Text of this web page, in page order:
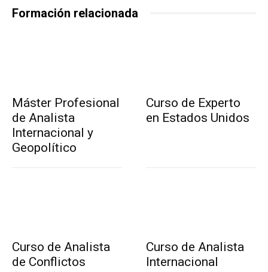
Formación relacionada
Máster Profesional
de Analista
Internacional y
Geopolítico
Curso de Experto
en Estados Unidos
Curso de Analista
de Conflictos
Curso de Analista
Internacional